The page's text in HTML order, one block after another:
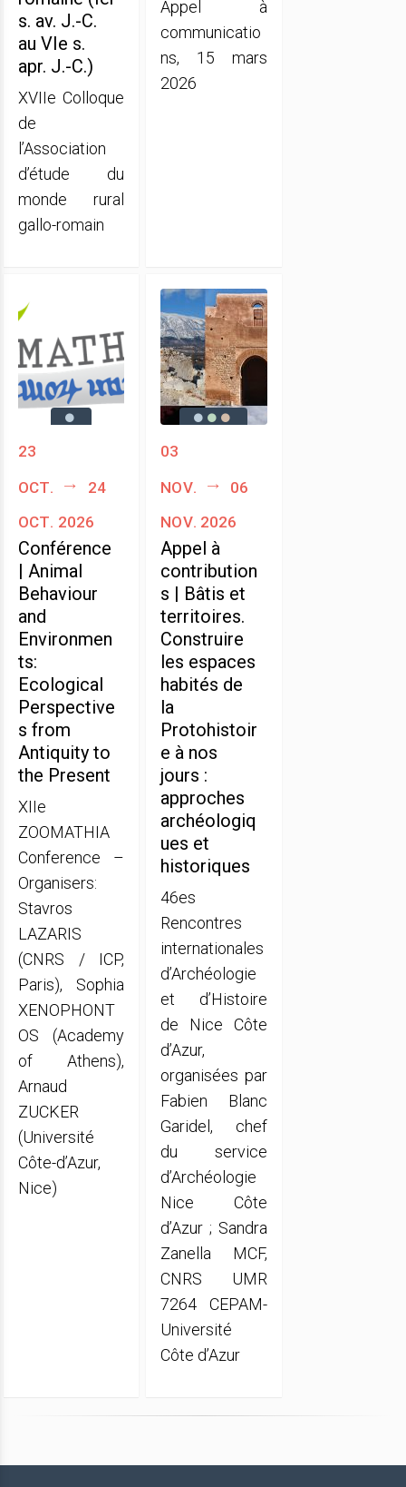
s. av. J.-C.
au VIe s.
apr. J.-C.)
XVIIe Colloque
de
l’Association
d’étude du
monde rural
gallo-romain
Appel à
communicatio
ns, 15 mars
2026
23
oct.
24
oct. 2026
Conférence
| Animal
Behaviour
and
Environmen
ts:
Ecological
Perspective
s from
Antiquity to
the Present
XIIe
ZOOMATHIA
Conference –
Organisers:
Stavros
LAZARIS
(CNRS / ICP,
Paris), Sophia
XENOPHONT
OS (Academy
of Athens),
Arnaud
ZUCKER
(Université
Côte-d’Azur,
Nice)
03
nov.
06
nov. 2026
Appel à
contribution
s | Bâtis et
territoires.
Construire
les espaces
habités de
la
Protohistoir
e à nos
jours :
approches
archéologiq
ues et
historiques
46es
Rencontres
internationales
d’Archéologie
et d’Histoire
de Nice Côte
d’Azur,
organisées par
Fabien Blanc
Garidel, chef
du service
d’Archéologie
Nice Côte
d’Azur ; Sandra
Zanella MCF,
CNRS UMR
7264 CEPAM-
Université
Côte d’Azur